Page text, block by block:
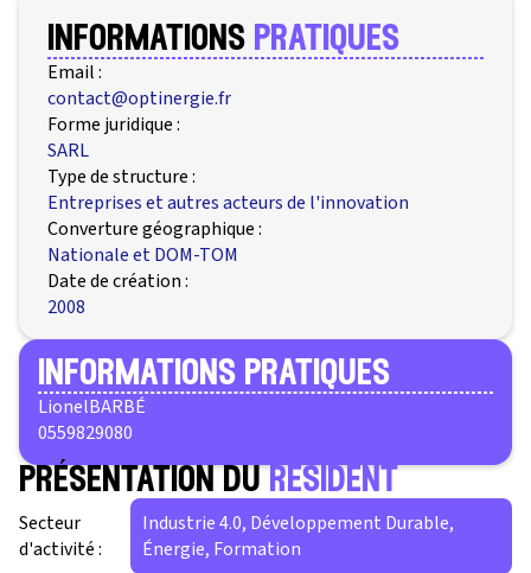
informations pratiques
Email :
contact@optinergie.fr
Forme juridique :
SARL
Type de structure :
Entreprises et autres acteurs de l'innovation
Converture géographique :
Nationale et DOM-TOM
Date de création :
2008
informations pratiques
LionelBARBÉ
0559829080
présentation du résident
Secteur
d'activité :
Industrie 4.0, Développement Durable,
Énergie, Formation